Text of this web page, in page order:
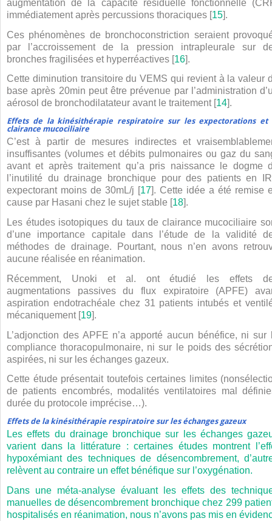
augmentation de la capacité résiduelle fonctionnelle
immédiatement après percussions thoraciques [15].
Ces phénomènes de bronchoconstriction seraient
par l’accroissement de la pression intrapleurale sur
bronches fragilisées et hyperréactives [16].
Cette diminution transitoire du VEMS qui revient à la valeur
base après 20min peut être prévenue par l’administration
aérosol de bronchodilatateur avant le traitement [14].
Effets de la kinésithérapie respiratoire sur les expectorations et
clairance mucociliaire
C’est à partir de mesures indirectes et
insuffisantes (volumes et débits pulmonaires ou gaz du
avant et après traitement qu’a pris naissance le dogme
l’inutilité du drainage bronchique pour des patients en
expectorant moins de 30mL/j [17]. Cette idée a été remise
cause par Hasani chez le sujet stable [18].
Les études isotopiques du taux de clairance mucociliaire
d’une importance capitale dans l’étude de la validité
méthodes de drainage. Pourtant, nous n’en avons
aucune réalisée en réanimation.
Récemment, Unoki et al. ont étudié les effets
augmentations passives du flux expiratoire (APFE)
aspiration endotrachéale chez 31 patients intubés et
mécaniquement [19].
L’adjonction des APFE n’a apporté aucun bénéfice, ni sur
compliance thoracopulmonaire, ni sur le poids des
aspirées, ni sur les échanges gazeux.
Cette étude présentait toutefois certaines limites
de patients encombrés, modalités ventilatoires mal
durée du protocole imprécise…).
Effets de la kinésithérapie respiratoire sur les échanges gazeux
Les effets du drainage bronchique sur les échanges
varient dans la littérature : certaines études montrent
hypoxémiant des techniques de désencombrement,
relèvent au contraire un effet bénéfique sur l’oxygénation.
Dans une méta-analyse évaluant les effets des
manuelles de désencombrement bronchique chez 299
hospitalisés en réanimation, nous n’avons pas mis en